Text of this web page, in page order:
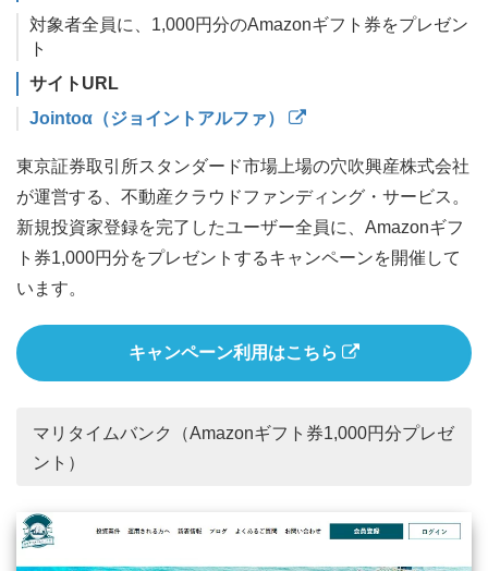
対象者全員に、1,000円分のAmazonギフト券をプレゼン
ト
サイトURL
Jointoα（ジョイントアルファ）
東京証券取引所スタンダード市場上場の穴吹興産株式会社
が運営する、不動産クラウドファンディング・サービス。
新規投資家登録を完了したユーザー全員に、Amazonギフ
ト券1,000円分をプレゼントするキャンペーンを開催して
います。
キャンペーン利用はこちら
マリタイムバンク（Amazonギフト券1,000円分プレゼ
ント）